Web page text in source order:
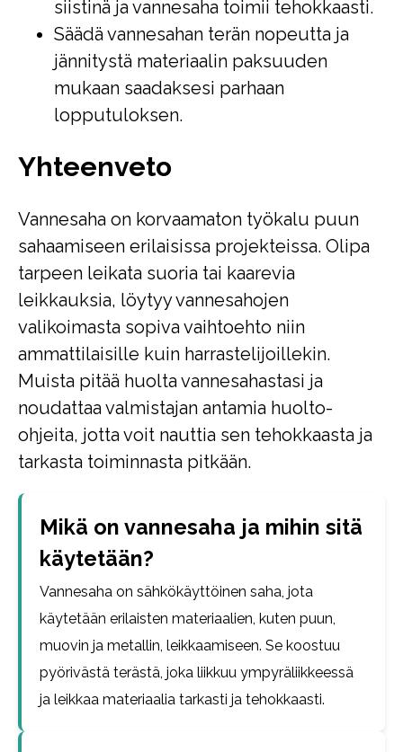
siistinä ja vannesaha toimii tehokkaasti.
Säädä vannesahan terän nopeutta ja
jännitystä materiaalin paksuuden
mukaan saadaksesi parhaan
lopputuloksen.
Yhteenveto
Vannesaha on korvaamaton työkalu puun
sahaamiseen erilaisissa projekteissa. Olipa
tarpeen leikata suoria tai kaarevia
leikkauksia, löytyy vannesahojen
valikoimasta sopiva vaihtoehto niin
ammattilaisille kuin harrastelijoillekin.
Muista pitää huolta vannesahastasi ja
noudattaa valmistajan antamia huolto-
ohjeita, jotta voit nauttia sen tehokkaasta ja
tarkasta toiminnasta pitkään.
Mikä on vannesaha ja mihin sitä
käytetään?
Vannesaha on sähkökäyttöinen saha, jota
käytetään erilaisten materiaalien, kuten puun,
muovin ja metallin, leikkaamiseen. Se koostuu
pyörivästä terästä, joka liikkuu ympyräliikkeessä
ja leikkaa materiaalia tarkasti ja tehokkaasti.